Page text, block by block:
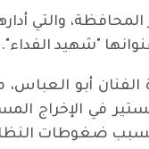
المحافظة، والتي
"شهيد الفداء".
ضغوطات النظام